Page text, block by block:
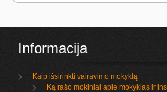
Informacija
Kaip išsirinkti vairavimo mokyklą
Ką rašo mokiniai apie mokyklas ir